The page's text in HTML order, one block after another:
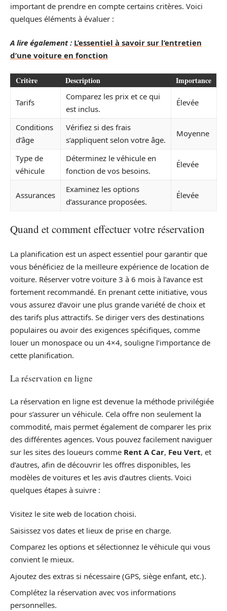
important de prendre en compte certains critères. Voici
quelques éléments à évaluer :
A lire également : L’essentiel à savoir sur l’entretien
d’une voiture en fonction
Critère Description Importance
Tarifs
Comparez les prix et ce qui
est inclus.
Élevée
Conditions
d’âge
Vérifiez si des frais
s’appliquent selon votre âge.
Moyenne
Type de
véhicule
Déterminez le véhicule en
fonction de vos besoins.
Élevée
Assurances
Examinez les options
d’assurance proposées.
Élevée
Quand et comment effectuer votre réservation
La planification est un aspect essentiel pour garantir que
vous bénéficiez de la meilleure expérience de location de
voiture. Réserver votre voiture 3 à 6 mois à l’avance est
fortement recommandé. En prenant cette initiative, vous
vous assurez d’avoir une plus grande variété de choix et
des tarifs plus attractifs. Se diriger vers des destinations
populaires ou avoir des exigences spécifiques, comme
louer un monospace ou un 4×4, souligne l’importance de
cette planification.
La réservation en ligne
La réservation en ligne est devenue la méthode privilégiée
pour s’assurer un véhicule. Cela offre non seulement la
commodité, mais permet également de comparer les prix
des différentes agences. Vous pouvez facilement naviguer
sur les sites des loueurs comme Rent A Car, Feu Vert, et
d’autres, afin de découvrir les offres disponibles, les
modèles de voitures et les avis d’autres clients. Voici
quelques étapes à suivre :
Visitez le site web de location choisi.
Saisissez vos dates et lieux de prise en charge.
Comparez les options et sélectionnez le véhicule qui vous
convient le mieux.
Ajoutez des extras si nécessaire (GPS, siège enfant, etc.).
Complétez la réservation avec vos informations
personnelles.